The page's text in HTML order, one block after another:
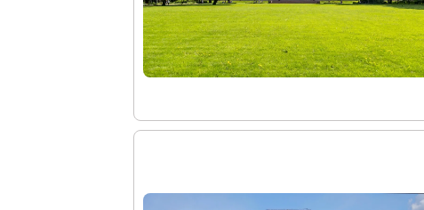
Генеральный директор
Дворцы и сады
Корпус Бенуа
Строгановский дворец